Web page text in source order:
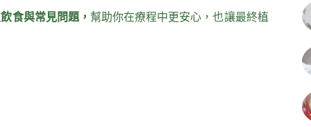
食與常見問題， 幫助你在療程中更安心，也讓最終植